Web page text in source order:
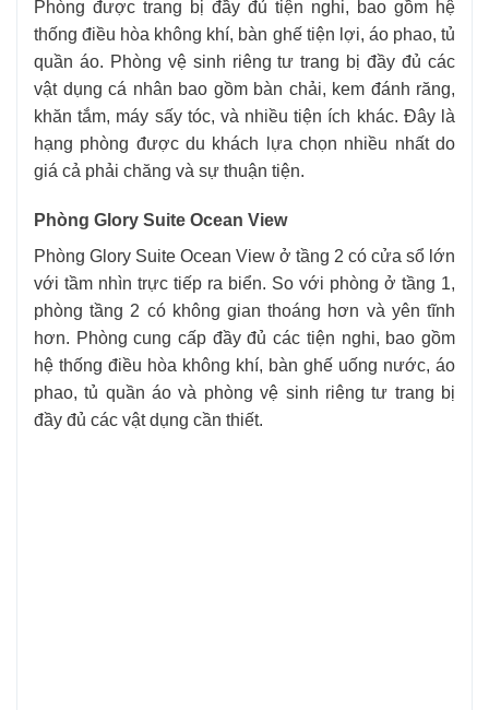
Phòng được trang bị đầy đủ tiện nghi, bao gồm hệ
thống điều hòa không khí, bàn ghế tiện lợi, áo phao, tủ
quần áo. Phòng vệ sinh riêng tư trang bị đầy đủ các
vật dụng cá nhân bao gồm bàn chải, kem đánh răng,
khăn tắm, máy sấy tóc, và nhiều tiện ích khác. Đây là
hạng phòng được du khách lựa chọn nhiều nhất do
giá cả phải chăng và sự thuận tiện.
Phòng Glory Suite Ocean View
Phòng Glory Suite Ocean View ở tầng 2 có cửa sổ lớn
với tầm nhìn trực tiếp ra biển. So với phòng ở tầng 1,
phòng tầng 2 có không gian thoáng hơn và yên tĩnh
hơn. Phòng cung cấp đầy đủ các tiện nghi, bao gồm
hệ thống điều hòa không khí, bàn ghế uống nước, áo
phao, tủ quần áo và phòng vệ sinh riêng tư trang bị
đầy đủ các vật dụng cần thiết.